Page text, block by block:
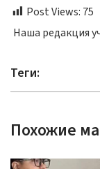
Post Views: 75
Наша редакция
Теги:
Похожие